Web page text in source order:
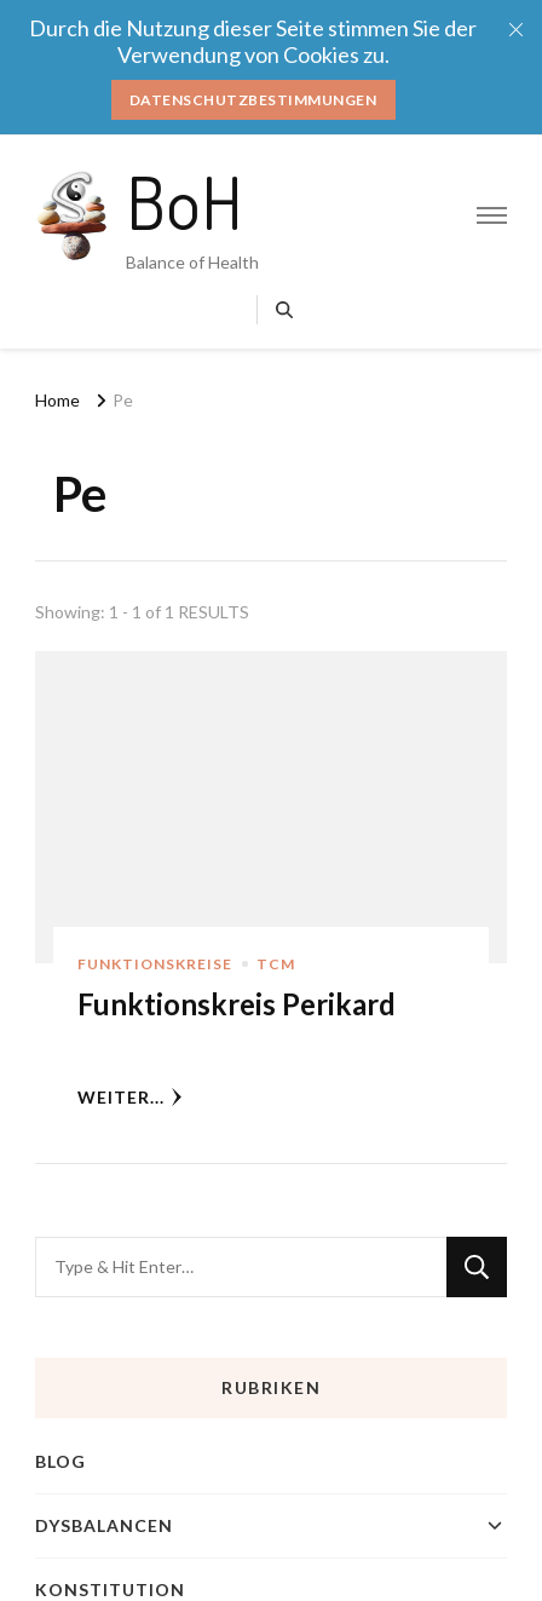
Durch die Nutzung dieser Seite stimmen Sie der
Verwendung von Cookies zu.
DATENSCHUTZBESTIMMUNGEN
BoH
Balance of Health
Home Pe
Pe
Showing: 1 - 1 of 1 RESULTS
FUNKTIONSKREISE TCM
Funktionskreis Perikard
WEITER...
RUBRIKEN
BLOG
DYSBALANCEN
KONSTITUTION